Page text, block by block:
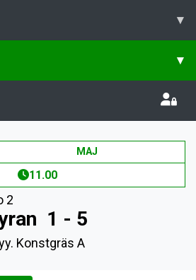
▾
▾
MAJ
11.00
2
1 - 5
Konstgräs A